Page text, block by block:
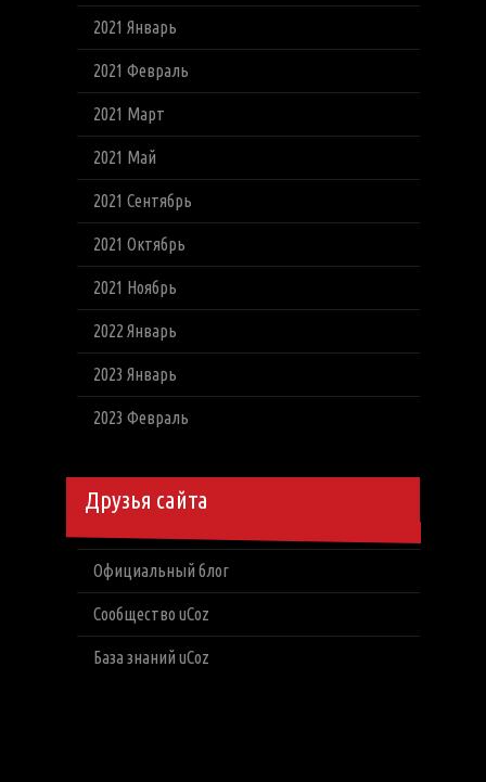
2021 Январь
2021 Февраль
2021 Март
2021 Май
2021 Сентябрь
2021 Октябрь
2021 Ноябрь
2022 Январь
2023 Январь
2023 Февраль
Друзья сайта
Официальный блог
Сообщество uCoz
База знаний uCoz